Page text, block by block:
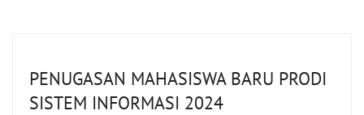
PENUGASAN MAHASISWA BARU PRODI
SISTEM INFORMASI 2024